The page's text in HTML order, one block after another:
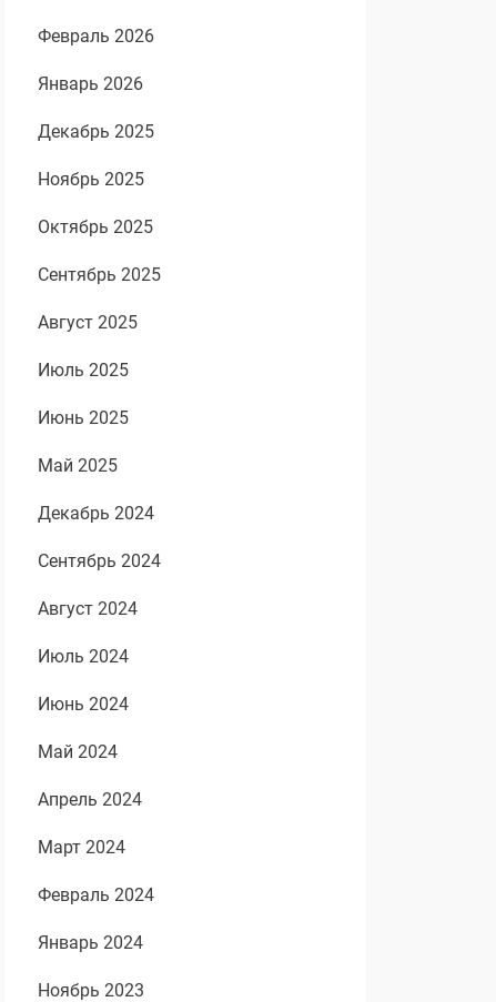
Февраль 2026
Январь 2026
Декабрь 2025
Ноябрь 2025
Октябрь 2025
Сентябрь 2025
Август 2025
Июль 2025
Июнь 2025
Май 2025
Декабрь 2024
Сентябрь 2024
Август 2024
Июль 2024
Июнь 2024
Май 2024
Апрель 2024
Март 2024
Февраль 2024
Январь 2024
Ноябрь 2023